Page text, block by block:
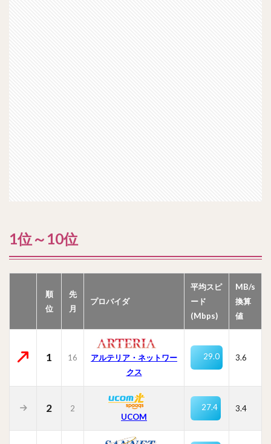
1位～10位
順
位
先
月
プロバイダ
平均スピ
ード
(Mbps)
MB/s
換算
値
1 16
アルテリア・ネットワー
クス
29.0 3.6
2
2
UCOM
27.4 3.4